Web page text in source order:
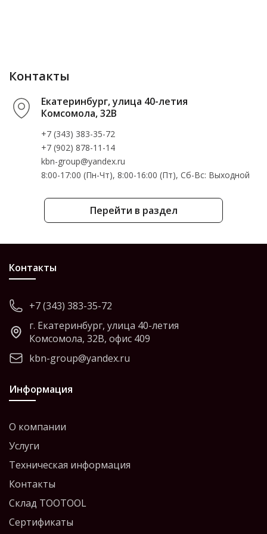
Перейти в раздел
Контакты
Екатеринбург, улица 40-летия
Комсомола, 32В
+7 (343) 383-35-72
+7 (902) 878-11-14
kbn-group@yandex.ru
8:00-17:00 (Пн-Чт), 8:00-16:00 (Пт), Cб-Вс: Выходной
Контакты
+7 (343) 383-35-72
г. Екатеринбург, улица 40-летия
Комсомола, 32В, офис 409
kbn-group@yandex.ru
Информация
О компании
Услуги
Техническая информация
Контакты
Склад TOOTOOL
Сертификаты